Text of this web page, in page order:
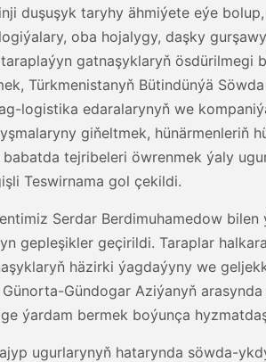
duşuşyk taryhy ähmiýete eýe
oba hojalygy, daşky
gatnaşyklaryň ösdürilmegi
Türkmenistanyň Bütindünýä
logistika edaralarynyň we
giňeltmek,
tejribeleri öwrenmek ýaly
Teswirnama gol çekildi.
Serdar Berdimuhamedow
gepleşikler geçirildi. Taraplar
häzirki ýagdaýyny we
Gündogar Aziýanyň
ýardam bermek boýunça
ugurlarynyň hatarynda söwda-